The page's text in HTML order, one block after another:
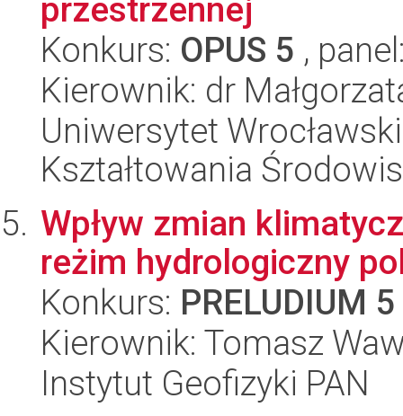
przestrzennej
Konkurs: OPUS 5 ,
Kierownik: dr
Uniwersytet
Kształtowania
Wpływ zmian
reżim hydrologiczny
Konkurs: PRELUDIUM 5
Kierownik: Tomasz
Instytut Geofizyki PAN